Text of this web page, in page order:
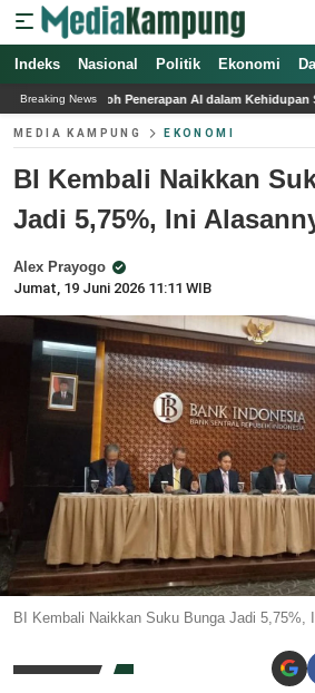
Indeks Nasional Politik Ekonomi
Breaking News
AI dalam Kehidupan Sehari-hari dan
MEDIA KAMPUNG EKONOMI
BI Kembali Naikkan
Jadi 5,75%, Ini
Alex Prayogo
Jumat, 19 Juni 2026 11:11 WIB
BI Kembali Naikkan Suku Bunga Jadi 5,75%,